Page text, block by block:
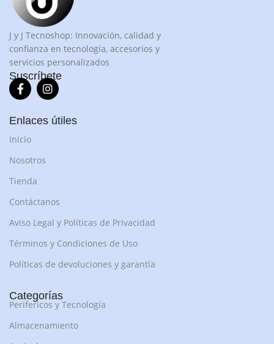
J y J Tecnoshop: Innovación, calidad y
confianza en tecnología, accesorios y
servicios personalizados
Suscríbete
Enlaces útiles
Inicio
Nosotros
Tienda
Contáctanos
Aviso Legal y Políticas de Privacidad
Términos y Condiciones de Uso
Políticas de devoluciones y garantía
Categorías
Perifericos y Tecnología
Almacenamiento